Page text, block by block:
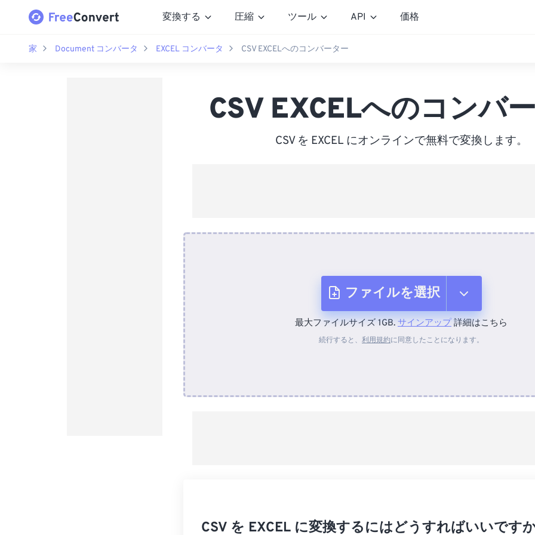
変換する 圧縮 ツール API 価格
家 Document コンバータ EXCEL コンバータ CSV EXCELへのコンバーター
CSV EXCELへのコンバ
CSV を EXCEL にオンラインで無料で変換します。
ファイルを選択
デバイスから
最大ファイルサイズ 1GB. サインアップ詳細はこちら
続行すると、 利用規約に同意したことになります。
CSV を EXCEL に変換するにはどうすればいいです